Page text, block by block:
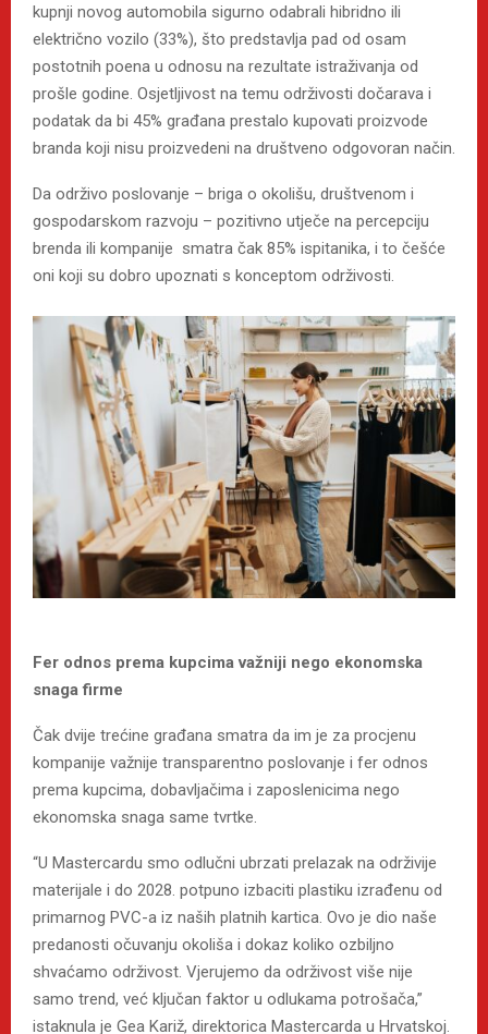
kupnji novog automobila sigurno odabrali hibridno ili
električno vozilo (33%), što predstavlja pad od osam
postotnih poena u odnosu na rezultate istraživanja od
prošle godine. Osjetljivost na temu održivosti dočarava i
podatak da bi 45% građana prestalo kupovati proizvode
branda koji nisu proizvedeni na društveno odgovoran način.
Da održivo poslovanje – briga o okolišu, društvenom i
gospodarskom razvoju – pozitivno utječe na percepciju
brenda ili kompanije smatra čak 85% ispitanika, i to češće
oni koji su dobro upoznati s konceptom održivosti.
Fer odnos prema kupcima važniji nego ekonomska
snaga firme
Čak dvije trećine građana smatra da im je za procjenu
kompanije važnije transparentno poslovanje i fer odnos
prema kupcima, dobavljačima i zaposlenicima nego
ekonomska snaga same tvrtke.
“U Mastercardu smo odlučni ubrzati prelazak na održivije
materijale i do 2028. potpuno izbaciti plastiku izrađenu od
primarnog PVC-a iz naših platnih kartica. Ovo je dio naše
predanosti očuvanju okoliša i dokaz koliko ozbiljno
shvaćamo održivost. Vjerujemo da održivost više nije
samo trend, već ključan faktor u odlukama potrošača,”
istaknula je Gea Kariž, direktorica Mastercarda u Hrvatskoj.